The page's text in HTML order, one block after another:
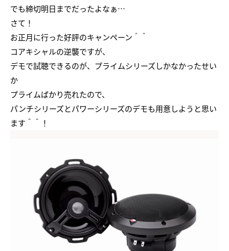
でも締切明日までだったよなぁ…
さて！
お正月に行った好評のキャンペーン＾＾
コアキシャルの逆襲ですが、
デモで試聴できるのが、プライムシリーズしかなかったせい
か
プライムばかり売れたので、
パンチシリーズとパワーシリーズのデモも用意しようと思い
ます＾＾！